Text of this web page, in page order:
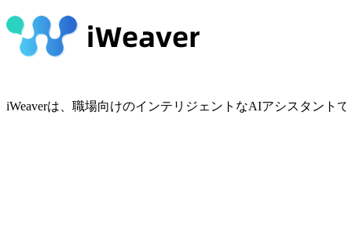
iWeaverは、職場向けのインテリジェントなAIアシスタント